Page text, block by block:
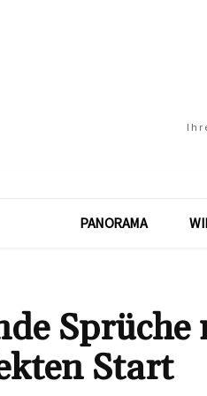
PANORAMA
Sprüche
Start